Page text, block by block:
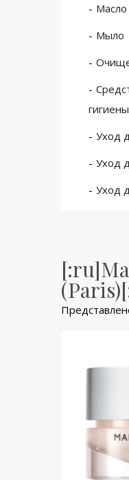
Масло
Мыло
гигиены
Уход
Уход
Уход